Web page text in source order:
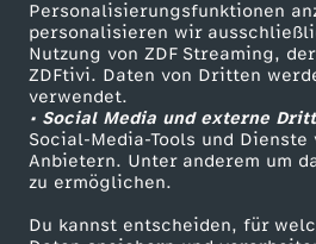
Personalisierungsfunktionen
personalisieren wir
Nutzung von ZDF Streaming,
ZDFtivi. Daten von Dritten
verwendet.
• Social Media und externe
Social-Media-Tools und Dienste
Anbietern. Unter anderem um
zu ermöglichen.
Du kannst entscheiden, für
ZDF Unternehmen
Karriere
ZDF goes Schule